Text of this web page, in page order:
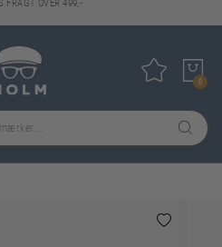
Tilføj til
0